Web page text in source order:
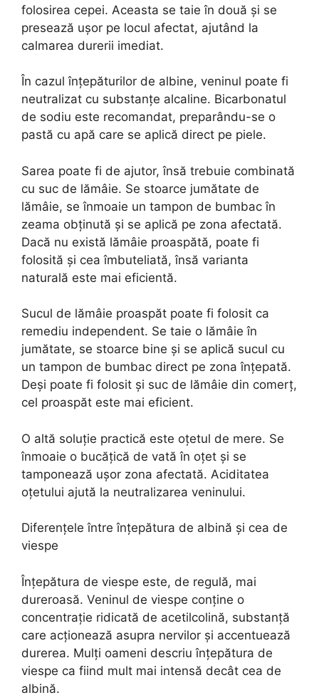
folosirea cepei. Aceasta se taie în două și se
presează ușor pe locul afectat, ajutând la
calmarea durerii imediat.
În cazul înțepăturilor de albine, veninul poate fi
neutralizat cu substanțe alcaline. Bicarbonatul
de sodiu este recomandat, preparându-se o
pastă cu apă care se aplică direct pe piele.
Sarea poate fi de ajutor, însă trebuie combinată
cu suc de lămâie. Se stoarce jumătate de
lămâie, se înmoaie un tampon de bumbac în
zeama obținută și se aplică pe zona afectată.
Dacă nu există lămâie proaspătă, poate fi
folosită și cea îmbuteliată, însă varianta
naturală este mai eficientă.
Sucul de lămâie proaspăt poate fi folosit ca
remediu independent. Se taie o lămâie în
jumătate, se stoarce bine și se aplică sucul cu
un tampon de bumbac direct pe zona înțepată.
Deși poate fi folosit și suc de lămâie din comerț,
cel proaspăt este mai eficient.
O altă soluție practică este oțetul de mere. Se
înmoaie o bucățică de vată în oțet și se
tamponează ușor zona afectată. Aciditatea
oțetului ajută la neutralizarea veninului.
Diferențele între înțepătura de albină și cea de
viespe
Înțepătura de viespe este, de regulă, mai
dureroasă. Veninul de viespe conține o
concentrație ridicată de acetilcolină, substanță
care acționează asupra nervilor și accentuează
durerea. Mulți oameni descriu înțepătura de
viespe ca fiind mult mai intensă decât cea de
albină.